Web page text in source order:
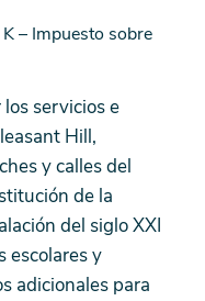
– Impuesto sobre
servicios e
Hill,
y calles del
de la
del siglo XXI
escolares y
adicionales para